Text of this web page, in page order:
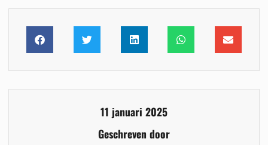
11 januari 2025
Geschreven door